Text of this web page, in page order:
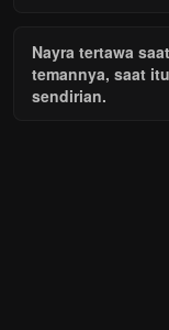
Nayra tertawa
temannya, saat
sendirian.